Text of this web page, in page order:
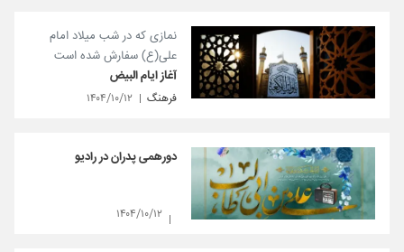
نمازی که در شب میلاد امام
علی(ع) سفارش شده است
آغاز ایام البیض
فرهنگ ۱۴۰۴/۱۰/۱۲
دورهمی پدران در رادیو
۱۴۰۴/۱۰/۱۲